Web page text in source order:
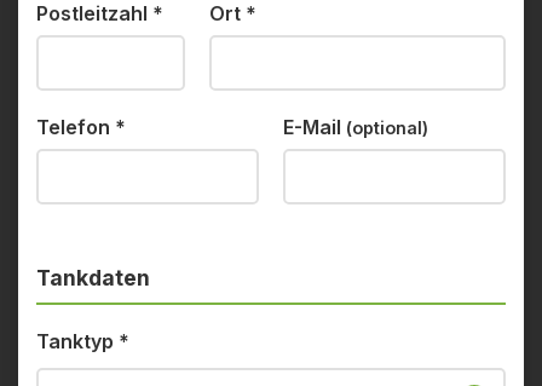
Postleitzahl * Ort *
Telefon * E-Mail (optional)
Tankdaten
Tanktyp *